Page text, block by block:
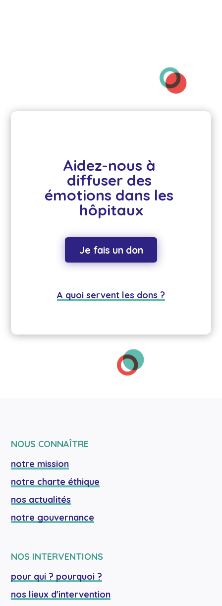
Aidez-nous à
diffuser des
émotions dans les
hôpitaux
Je fais un don
A quoi servent les dons ?
NOUS CONNAÎTRE
notre mission
notre charte éthique
nos actualités
notre gouvernance
NOS INTERVENTIONS
pour qui ? pourquoi ?
nos lieux d'intervention